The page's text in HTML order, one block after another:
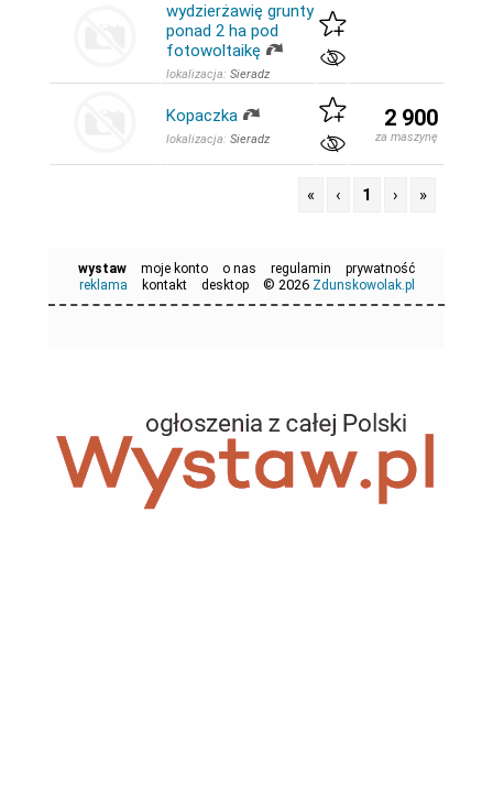
wydzierżawię grunty
ponad 2 ha pod
fotowoltaikę
lokalizacja: Sieradz
Kopaczka
lokalizacja: Sieradz
2 900
za maszynę
« ‹ 1 › »
wystaw moje konto o nas regulamin
prywatność
reklama
kontakt desktop © 2026 Zdunskowolak.pl